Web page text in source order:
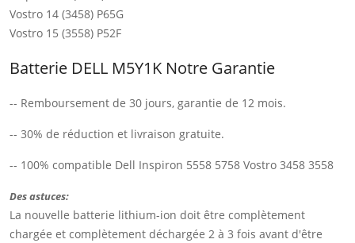
Vostro 14 (3458) P65G
Vostro 15 (3558) P52F
Batterie DELL M5Y1K Notre Garantie
-- Remboursement de 30 jours, garantie de 12 mois.
-- 30% de réduction et livraison gratuite.
-- 100% compatible Dell Inspiron 5558 5758 Vostro 3458 3558
Des astuces:
La nouvelle batterie lithium-ion doit être complètement
chargée et complètement déchargée 2 à 3 fois avant d'être